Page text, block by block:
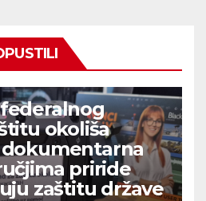
okoliša
priride
zaštitu države